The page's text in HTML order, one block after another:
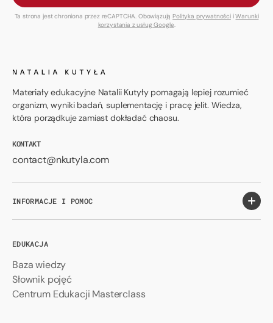
Ta strona jest chroniona przez reCAPTCHA. ObowiązująPolityka prywatnościiWarunki
korzystania z usług Google.
Materiały edukacyjne Natalii Kutyły pomagają lepiej rozumieć
organizm, wyniki badań, suplementację i pracę jelit. Wiedza,
która porządkuje zamiast dokładać chaosu.
KONTAKT
contact@nkutyla.com
INFORMACJE I POMOC
EDUKACJA
Baza wiedzy
Słownik pojęć
Centrum Edukacji Masterclass